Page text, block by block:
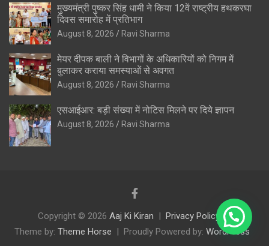
मुख्यमंत्री पुष्कर सिंह धामी ने किया 12वें राष्ट्रीय हथकरघा
दिवस समारोह में प्रतिभाग
August 8, 2026 Ravi Sharma
मेयर दीपक बाली ने विभागों के अधिकारियों को निगम में
बुलाकर कराया समस्याओं से अवगत
August 8, 2026 Ravi Sharma
एसआईआर: बड़ी संख्या में नोटिस मिलने पर दिये ज्ञापन
August 8, 2026 Ravi Sharma
Copyright © 2026 Aaj Ki Kiran
Privacy Policy
Theme by: Theme Horse Proudly Powered by: WordPress